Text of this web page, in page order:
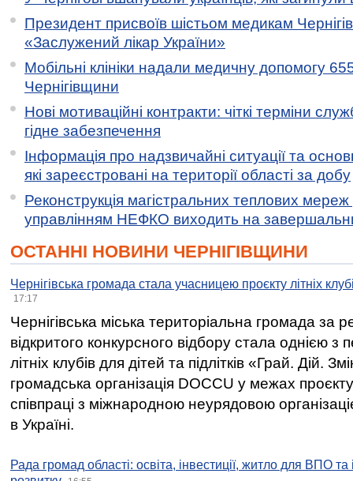
Президент присвоїв шістьом медикам
«Заслужений лікар України»
Мобільні клініки надали медичну допомогу
Чернігівщини
Нові мотиваційні контракти: чіткі терміни
гідне забезпечення
Інформація про надзвичайні ситуації та
які зареєстровані на території області за добу
Реконструкція магістральних теплових мереж
управлінням НЕФКО виходить на
ОСТАННІ НОВИНИ ЧЕРНІГІВЩИНИ
Чернігівська громада стала учасницею проєкту літніх
17:17
Чернігівська міська територіальна громада за
відкритого конкурсного відбору стала однією
літніх клубів для дітей та підлітків «Грай. Дій.
громадська організація DOCCU у межах
співпраці з міжнародною неурядовою
в Україні.
Рада громад області: освіта, інвестиції, житло для ВПО